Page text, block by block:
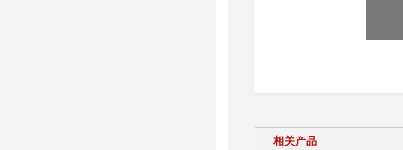
相关产品